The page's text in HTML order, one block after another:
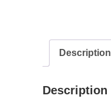
Description
Description